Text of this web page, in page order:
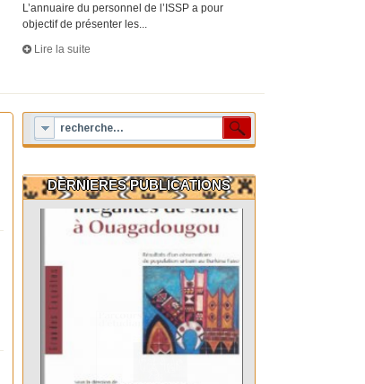
L’annuaire du personnel de l’ISSP a pour
objectif de présenter les...
Lire la suite
DERNIERES PUBLICATIONS